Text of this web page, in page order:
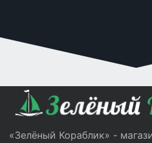
«Зелёный Кораблик» -